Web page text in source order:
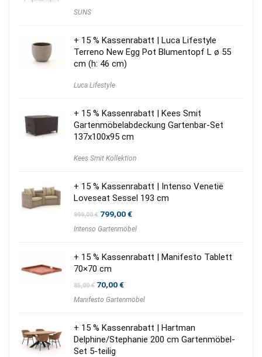
SUNS
+ 15 % Kassenrabatt | Luca Lifestyle
Terreno New Egg Pot Blumentopf L ø 55
cm (h: 46 cm)
Luca Lifestyle
+ 15 % Kassenrabatt | Kees Smit
Gartenmöbelabdeckung Gartenbar-Set
137x100x95 cm
Kees Smit Kollektion
+ 15 % Kassenrabatt | Intenso Venetië
Loveseat Sessel 193 cm
999,00€ Ursprünglicher
war:
799,00€Aktueller
ist:
Intenso Gartenmöbel
+ 15 % Kassenrabatt | Manifesto Tablett
70×70 cm
85,00€ Ursprünglicher
war:
70,00€Aktueller
ist:
Manifesto Gartenmöbel
+ 15 % Kassenrabatt | Hartman
Delphine/Stephanie 200 cm Gartenmöbel-
Set 5-teilig